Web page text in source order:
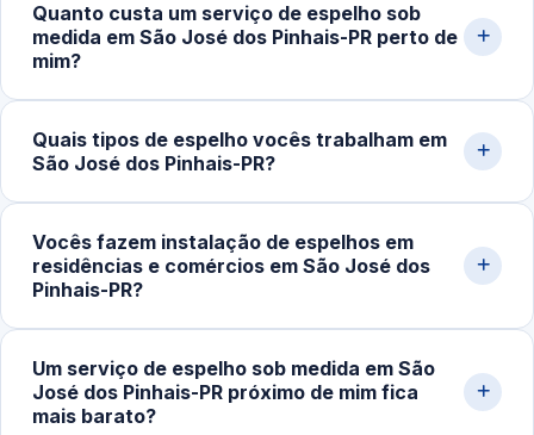
Quanto custa um serviço de espelho sob
medida em São José dos Pinhais-PR perto de
mim?
acabamento, a espessura do material e a complexidade
do projeto. Projetos simples começam em torno de
R$180,00, enquanto soluções mais elaboradas podem
chegar a R$700,00 ou mais. Solicite uma medição pelo
WhatsApp para receber um orçamento detalhado.
Quais tipos de espelho vocês trabalham em
São José dos Pinhais-PR?
jateados, além de acabamentos como lapidação, bisotê
e molduras sob medida. Atendemos diferentes
Vocês fazem instalação de espelhos em
residências e comércios em São José dos
Pinhais-PR?
espelhos personalizados para paredes, banheiros, salas,
academias, lojas e ambientes comerciais, com
Um serviço de espelho sob medida em São
José dos Pinhais-PR próximo de mim fica
mais barato?